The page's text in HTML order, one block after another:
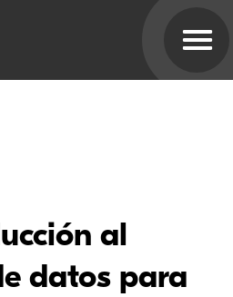
al
datos para